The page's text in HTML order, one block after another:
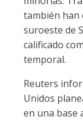
también han
suroeste de
calificado
temporal.
Reuters
Unidos
en una base